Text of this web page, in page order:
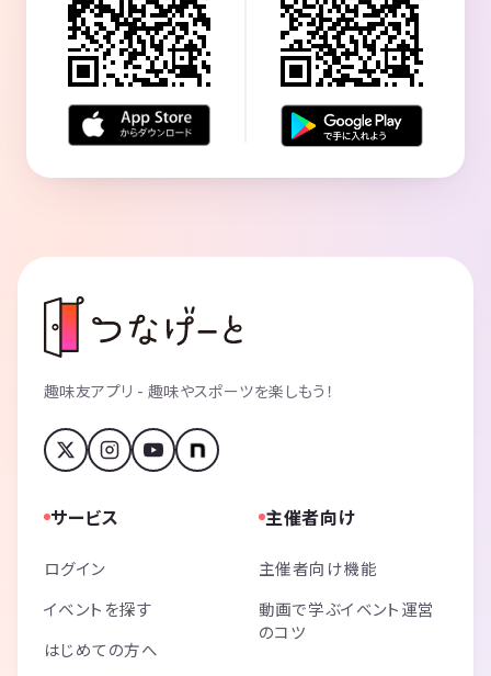
趣味友アプリ - 趣味やスポーツを楽しもう！
サービス
ログイン
イベントを探す
はじめての方へ
主催者向け
主催者向け機能
動画で学ぶイベント運営
のコツ